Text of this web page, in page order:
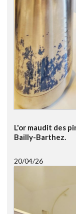
L'or maudit des
Bailly-Barthez.
20/04/26